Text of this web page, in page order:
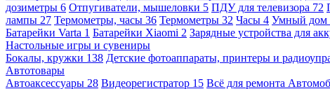
дозиметры 6 Отпугиватели, мышеловки 5 ПДУ для телевизора 72
лампы 27 Термометры, часы 36 Термометры 32 Часы 4 Умный дом
Батарейки Varta 1 Батарейки Xiaomi 2 Зарядные устройства для
Настольные игры и сувениры
Бокалы, кружки 138 Детские фотоаппараты, принтеры и
Автотовары
Автоаксессуары 28 Видеорегистратор 15 Всё для ремонта